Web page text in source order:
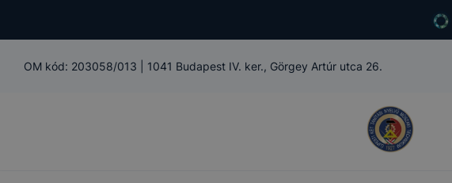
OM kód: 203058/013 1041 Budapest IV. ker., Görgey Artúr utca 26.